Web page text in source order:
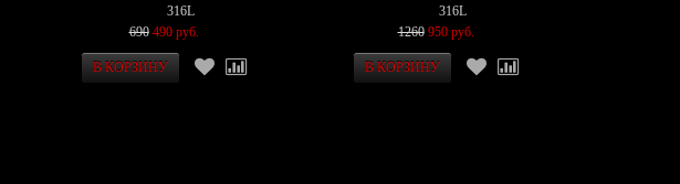
316L
690 490 руб.
316L
1260 950 руб.